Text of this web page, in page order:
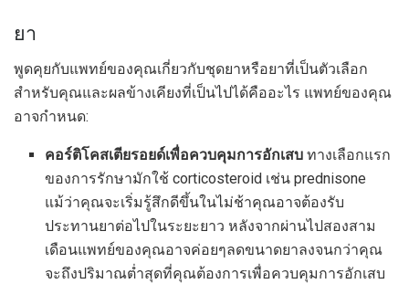
ยา
พูดคุยกับแพทย์ของคุณเกี่ยวกับชุดยาหรือยาที่เป็นตัวเลือก
สำหรับคุณและผลข้างเคียงที่เป็นไปได้คืออะไร แพทย์ของคุณ
อาจกำหนด:
คอร์ติโคสเตียรอยด์เพื่อควบคุมการอักเสบ ทางเลือกแรก
ของการรักษามักใช้ corticosteroid เช่น prednisone
แม้ว่าคุณจะเริ่มรู้สึกดีขึ้นในไม่ช้าคุณอาจต้องรับ
ประทานยาต่อไปในระยะยาว หลังจากผ่านไปสองสาม
เดือนแพทย์ของคุณอาจค่อยๆลดขนาดยาลงจนกว่าคุณ
จะถึงปริมาณต่ำสุดที่คุณต้องการเพื่อควบคุมการอักเสบ